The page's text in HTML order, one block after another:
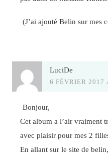
(J’ai ajouté Belin sur mes
LuciDe
6 FÉVRIER 2017
Bonjour,
Cet album a l’air vraiment
avec plaisir pour mes 2
En allant sur le site de